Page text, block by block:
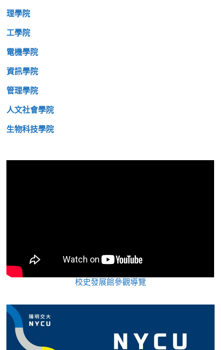
理學院
工學院
電機學院
資訊學院
管理學院
人文社會學院
生物科技學院
校史發展館參觀導覽